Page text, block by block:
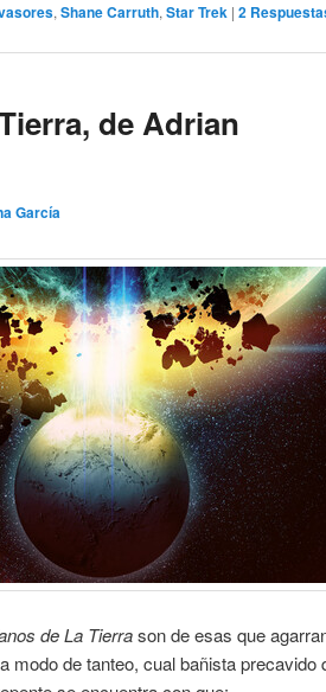
,Shane Carruth,Star Trek | 2
de Adrian
García
de La Tierrason de esas que
modo de tanteo, cual bañista precavido